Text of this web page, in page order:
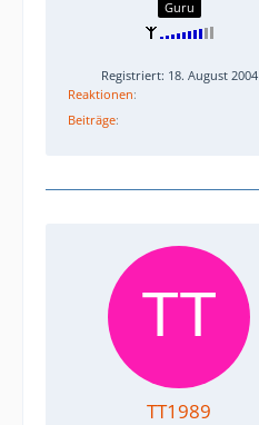
Guru
Registriert: 18. August 2004
Reaktionen
Beiträge
TT1989